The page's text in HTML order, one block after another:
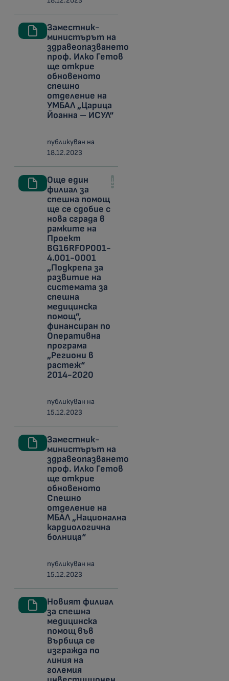
Заместник-
министърът на
здравеопазването
проф. Илко Гетов
ще открие
обновеното
спешно
отделение на
УМБАЛ „Царица
Йоанна – ИСУЛ“
публикуван на
18.12.2023
Още един
филиал за
спешна помощ
ще се сдобие с
нова сграда в
рамките на
Проект
BG16RFOP001-
4.001-0001
„Подкрепа за
развитие на
системата за
спешна
медицинска
помощ”,
финансиран по
Оперативна
програма
„Региони в
растеж“
2014-2020
публикуван на
15.12.2023
Заместник-
министърът на
здравеопазването
проф. Илко Гетов
ще открие
обновеното
Спешно
отделение на
МБАЛ „Национална
кардиологична
болница“
публикуван на
15.12.2023
Новият филиал
за спешна
медицинска
помощ във
Върбица се
изгражда по
линия на
големия